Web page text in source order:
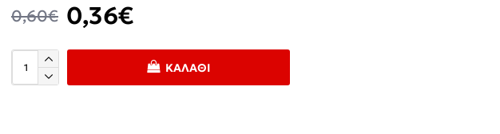
0,36€
0,60€
ΚΑΛΆΘΙ